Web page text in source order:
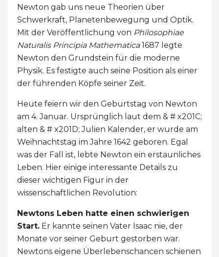
Newton gab uns neue Theorien über
Schwerkraft, Planetenbewegung und Optik.
Mit der Veröffentlichung von Philosophiae
Naturalis Principia Mathematica1687 legte
Newton den Grundstein für die moderne
Physik. Es festigte auch seine Position als einer
der führenden Köpfe seiner Zeit.
Heute feiern wir den Geburtstag von Newton
am 4. Januar. Ursprünglich laut dem & # x201C;
alten & # x201D; Julien Kalender, er wurde am
Weihnachtstag im Jahre 1642 geboren. Egal
was der Fall ist, lebte Newton ein erstaunliches
Leben. Hier einige interessante Details zu
dieser wichtigen Figur in der
wissenschaftlichen Revolution:
Newtons Leben hatte einen schwierigen
Start. Er kannte seinen Vater Isaac nie, der
Monate vor seiner Geburt gestorben war.
Newtons eigene Überlebenschancen schienen